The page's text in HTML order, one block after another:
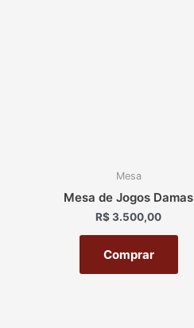
Mesa
Mesa de Jogos Damas
R$3.500,00
Comprar